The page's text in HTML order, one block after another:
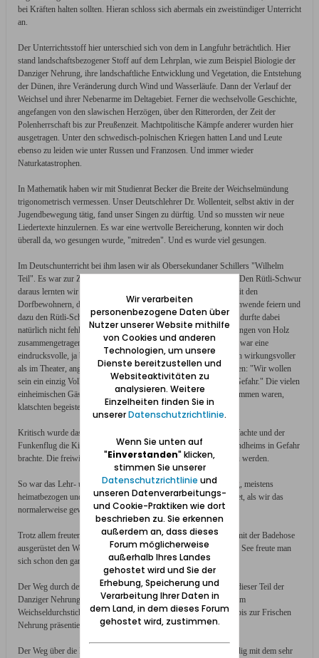
bei Kräften halten sollten. Hieran schloss sich abermals ein zweistündiger Unterricht
an.
Der Unterrichtsstoff hier unterschied sich von dem in Langfuhr beträchtlich. Hier
stand landschaftsbezogener Stoff auf dem Lehrplan, wie zum Beispiel Biologie der
Danziger Nehrung, ihre landschaftliche Entwicklung und Vegetation, die Entstehung
der Dünen, ihre Veränderung durch Wind und Wasserläufe. Dann der Verlauf der
Weichsel und ihrer Nebenarme im Deltagebiet. Ferner die wechselvolle Geschichte,
angefangen von den slawischen Herzögen, über den Ritterorden, der Zeit der
Polenherrschaft bis zur Preußenzeit. Machtpolitische Kämpfe anderer wurden hier
ausgetragen. Unter den schwedisch-polnischen Kriegen hatten Land und Leute
ebenso zu leiden wie unter Russen und Franzosen. Und immer wieder
Naturkatastrophen.
In Mathematik haben wir mit Studienrat Becker die Breite der Weichselmündung
trigonometrisch vermessen. Unser Deutschlehrer Dr. Wollenteit, selbst aktiv in der
Jugendbewegung tätig, fand unser Singen zu dürftig. Und so mussten wir neue
Liedertexte hinzulernen. Es war eine wertvolle Bereicherung, konnten wir doch
überall da, wo gesungen wurde, "mitreden". Und es wurde viel gesungen.
Im Deutschunterricht bei ihm lasen wir als Obersekundaner Schillers "Wilhelm
Teil". Es war zur Zeit der Sommersonnenwende des Jahres 1933. Den Rütli-Schwur
daraus lernten wir mit verteilten Rollen auswendig. Gemeinsam mit den
Dorfbewohnern, die wir eingeladen hatten, wollten wir die Sonnenwende feiern und
dazu den Rütli-Schwur aufführen. Das übliche Sonnenwendfeuer durfte dabei
natürlich nicht fehlen. Den ganzen Nachmittag über hatten wir Mengen von Holz
zusammengetragen und zu einem riesigen Stoß aufgeschichtet. Es war eine
eindrucksvolle, ja beinahe gespenstische Szene und sicherlich auch wirkungsvoller
als im Theater, angesichts lodernder Flammen den Schwur zu hören: "Wir wollen
sein ein einzig Volk von Brüdern, in keiner Not uns trennen und Gefahr." Die vielen
einheimischen Gäste, die in großer Zahl mit Kind und Kegel gekommen waren,
klatschten begeistert Beifall.
Kritisch wurde das Ganze, als Wind aufkam, der die Flammen anfachte und der
Funkenflug die Kiefern ringsum, aber auch das Strohdach des Landheims in Gefahr
brachte. Die freiwillige Feuerwehr brauchte aber nicht alarmiert zu werden.
So war das Lehr- und Lernangebot im Landheim sehr vielgestaltig, meistens
heimatbezogen und in der Form des Unterrichts moderater gestaltet, als wir das
normalerweise gewohnt waren, und kooperativer.
Trotz allem freuten wir uns, wenn der Unterricht vorbei war, um mit der Badehose
ausgerüstet den Weg zum Strand anzutreten. Auf das Baden in der See freute man
sich schon den ganzen Vormittag.
Der Weg durch den Dünenwald war ein Erlebnis. Wie überhaupt dieser Teil der
Danziger Nehrung sich als eine Dünenlandschaft mit viel Wald vom
Weichseldurchstich weiter nach Osten über Steegen und Stutthof bis zur Frischen
Nehrung präsentierte.
Der Weg über die Düne zur See war beschwerlich, weil man ständig mit dem sehr
Wir verarbeiten
personenbezogene Daten über
Nutzer unserer Website mithilfe
von Cookies und anderen
Technologien, um unsere
Dienste bereitzustellen und
Websiteaktivitäten zu
analysieren. Weitere
Einzelheiten finden Sie in
unsererDatenschutzrichtlinie.
Wenn Sie unten auf
"Einverstanden" klicken,
stimmen Sie unserer
Datenschutzrichtlinie und
unseren Datenverarbeitungs-
und Cookie-Praktiken wie dort
beschrieben zu. Sie erkennen
außerdem an, dass dieses
Forum möglicherweise
außerhalb Ihres Landes
gehostet wird und Sie der
Erhebung, Speicherung und
Verarbeitung Ihrer Daten in
dem Land, in dem dieses Forum
gehostet wird, zustimmen.